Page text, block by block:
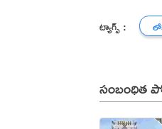
ట్యాగ్స్ :
సంబంధిత